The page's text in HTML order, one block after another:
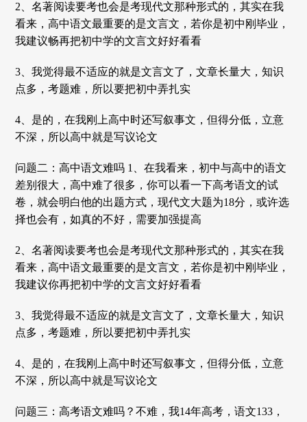
2、名著阅读要考也会是考现代文那种形式的，其实在我
看来，高中语文最重要的是文言文，若你是初中刚毕业，
我建议畅再把初中学的文言文好好看看
3、我觉得最不适应的就是文言文了，文章长量大，知识
点多，考题难，所以要把初中弄扎实
4、是的，在我刚上高中时还写叙事文，但得分低，立意
不深，所以高中就是写议论文
问题二：高中语文难吗 1、在我看来，初中与高中的语文
差别很大，高中难了很多，你可以看一下高考语文的试
卷，就会明白他的出题方式，现代文大题为18分，或许选
择也会有，如真的不好，需要加强提高
2、名著阅读要考也会是考现代文那种形式的，其实在我
看来，高中语文最重要的是文言文，若你是初中刚毕业，
我建议你再把初中学的文言文好好看看
3、我觉得最不适应的就是文言文了，文章长量大，知识
点多，考题难，所以要把初中弄扎实
4、是的，在我刚上高中时还写叙事文，但得分低，立意
不深，所以高中就是写议论文
问题三：高考语文难吗？不难，我14年高考，语文133，